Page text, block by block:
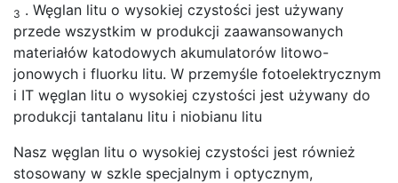
3 . Węglan litu o wysokiej czystości jest używany
przede wszystkim w produkcji zaawansowanych
materiałów katodowych akumulatorów litowo-
jonowych i fluorku litu. W przemyśle fotoelektrycznym
i IT węglan litu o wysokiej czystości jest używany do
produkcji tantalanu litu i niobianu litu
Nasz węglan litu o wysokiej czystości jest również
stosowany w szkle specjalnym i optycznym,